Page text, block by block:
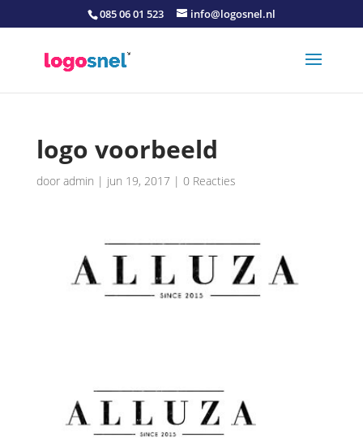
085 06 01 523 info@logosnel.nl
logo voorbeeld
door admin | jun 19, 2017| 0 Reacties